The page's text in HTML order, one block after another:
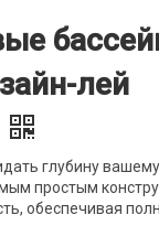
лей
глубину
простым
обеспечивая